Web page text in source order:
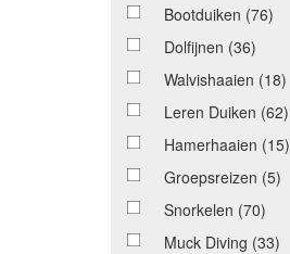
Bootduiken (76)
Dolfijnen (36)
Walvishaaien (18)
Leren Duiken (62)
Hamerhaaien (15)
Groepsreizen (5)
Snorkelen (70)
Muck Diving (33)